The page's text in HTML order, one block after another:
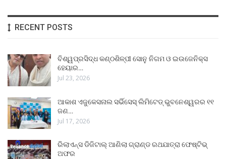
RECENT POSTS
ବିଶ୍ୱପ୍ରସିଦ୍ଧ କଣ୍ଠଶିଳ୍ପୀ ସୋନୁ ନିଗମ ଓ ଇଉଜେନିକ୍ସ
ହେୟାର…
Jul 23, 2026
ଆକାଶ ଏଜୁକେସନାଲ ସର୍ଭିସେସ୍ ଲିମିଟେଡ୍ ଭୁବନେଶ୍ୱରର ୧୧
ଜଣ…
Jul 17, 2026
ରିଲାଏନ୍ସ ଡିଜିଟାଲ୍ ଆଣିଲା ଗ୍ରାଣ୍ଡ ରଥଯାତ୍ରା ଫେଷ୍ଟିଭ୍
ଅଫର